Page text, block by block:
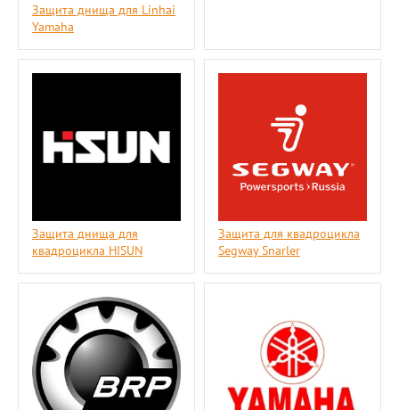
Защита днища для Linhai
Yamaha
Защита днища для
квадроцикла HISUN
Защита для квадроцикла
Segway Snarler